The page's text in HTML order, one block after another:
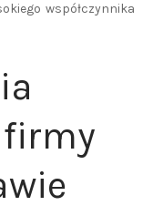
współczynnika